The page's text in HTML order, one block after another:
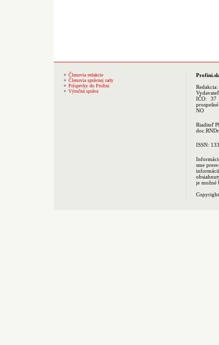
Členovia redakcie
Členovia správnej rady
Príspevky do Profini
Výročná správa
Profini.sk
Redakcia:
IČO: 37
NO
Riaditeľ
ISSN:
sme
je možné